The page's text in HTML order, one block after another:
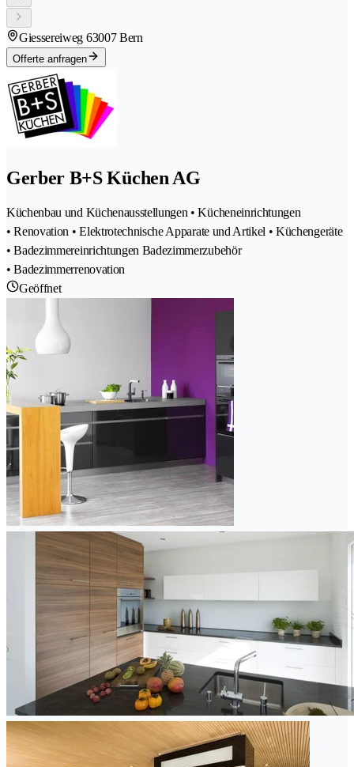
Giessereiweg 63007 Bern
Offerte anfragen
Gerber B+S Küchen AG
Küchenbau und Küchenausstellungen • Kücheneinrichtungen
• Renovation • Elektrotechnische Apparate und Artikel • Küchengeräte
• Badezimmereinrichtungen Badezimmerzubehör
• Badezimmerrenovation
Geöffnet